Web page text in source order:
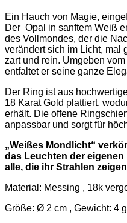
Ein Hauch von Magie,
Der Opal in sanftem Weiß
des Vollmondes, der die
verändert sich im Licht, mal
zart und rein. Umgeben
entfaltet er seine ganze
Der Ring ist aus
18 Karat Gold plattiert,
erhält. Die offene
anpassbar und sorgt für
„Weißes Mondlicht“
das Leuchten der
alle, die ihr Strahlen
Material: Messing , 18k
Größe: Ø 2 cm , Gewicht: 4 g